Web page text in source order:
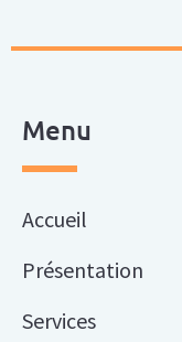
Menu
Accueil
Présentation
Services